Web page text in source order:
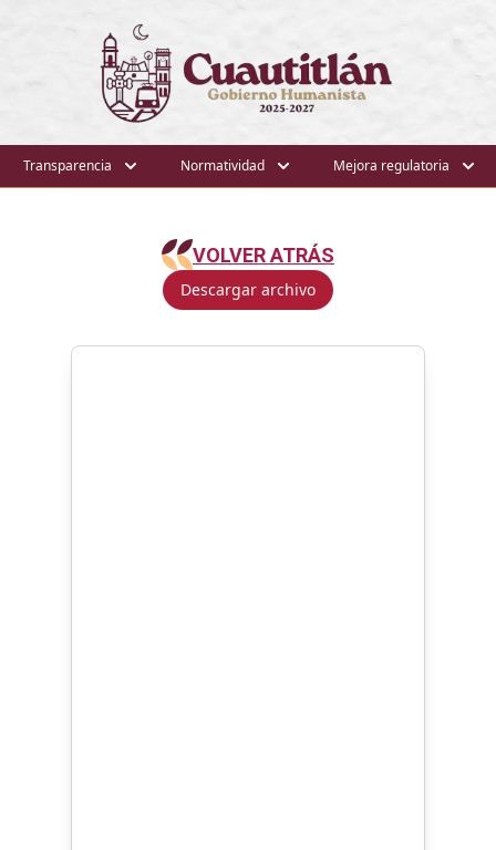
Transparencia Normatividad Mejora regulatoria
VOLVER ATRÁS
Descargar archivo